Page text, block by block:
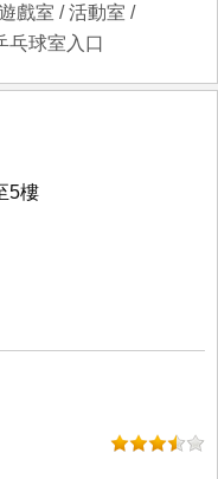
戲室 / 活動室 /
乓球室入口
5樓